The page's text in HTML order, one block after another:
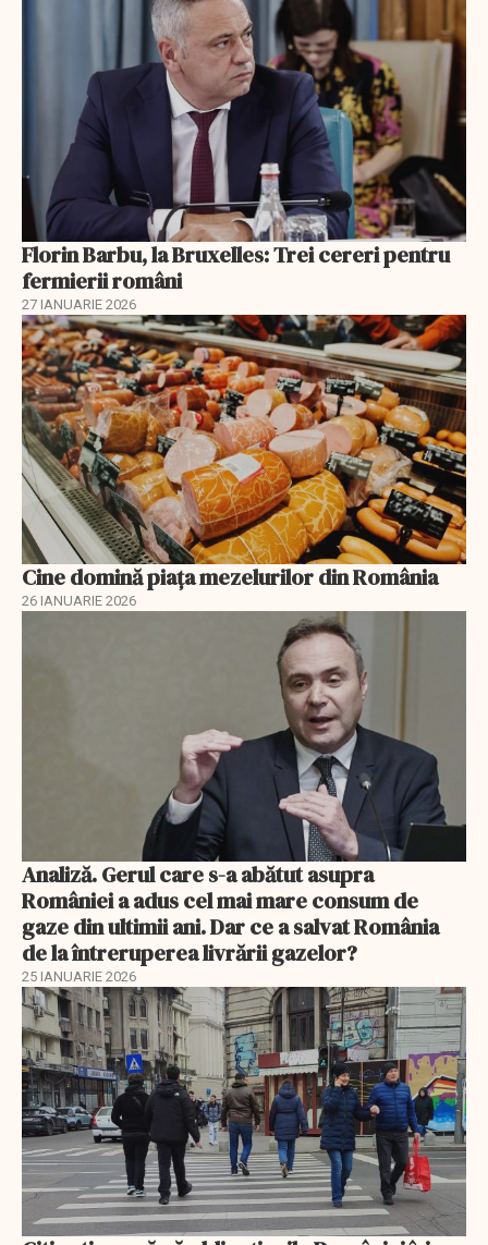
Florin Barbu, la Bruxelles: Trei cereri pentru
fermierii români
27 IANUARIE 2026
Cine domină piața mezelurilor din România
26 IANUARIE 2026
Analiză. Gerul care s-a abătut asupra
României a adus cel mai mare consum de
gaze din ultimii ani. Dar ce a salvat România
de la întreruperea livrării gazelor?
25 IANUARIE 2026